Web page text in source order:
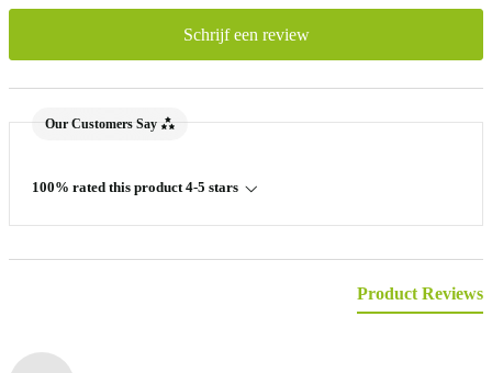
Schrijf een review
Our Customers Say
100% rated this product 4-5 stars
Product Reviews